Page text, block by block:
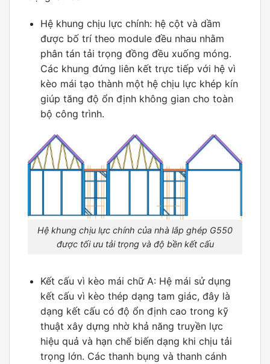
Hệ khung chịu lực chính: hệ cột và dầm
được bố trí theo module đều nhau nhằm
phân tán tải trọng đồng đều xuống móng.
Các khung đứng liên kết trực tiếp với hệ vì
kèo mái tạo thành một hệ chịu lực khép kín
giúp tăng độ ổn định không gian cho toàn
bộ công trình.
Hệ khung chịu lực chính của nhà lắp ghép G550
được tối ưu tải trọng và độ bền kết cấu
Kết cấu vì kèo mái chữ A: Hệ mái sử dụng
kết cấu vì kèo thép dạng tam giác, đây là
dạng kết cấu có độ ổn định cao trong kỹ
thuật xây dựng nhờ khả năng truyền lực
hiệu quả và hạn chế biến dạng khi chịu tải
trọng lớn. Các thanh bụng và thanh cánh